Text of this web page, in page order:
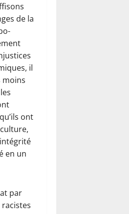
de la
il
moins
ont
en un
par